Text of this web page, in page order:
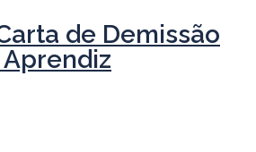
de Demissão